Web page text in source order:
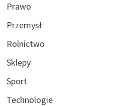
Prawo
Przemysł
Rolnictwo
Sklepy
Sport
Technologie